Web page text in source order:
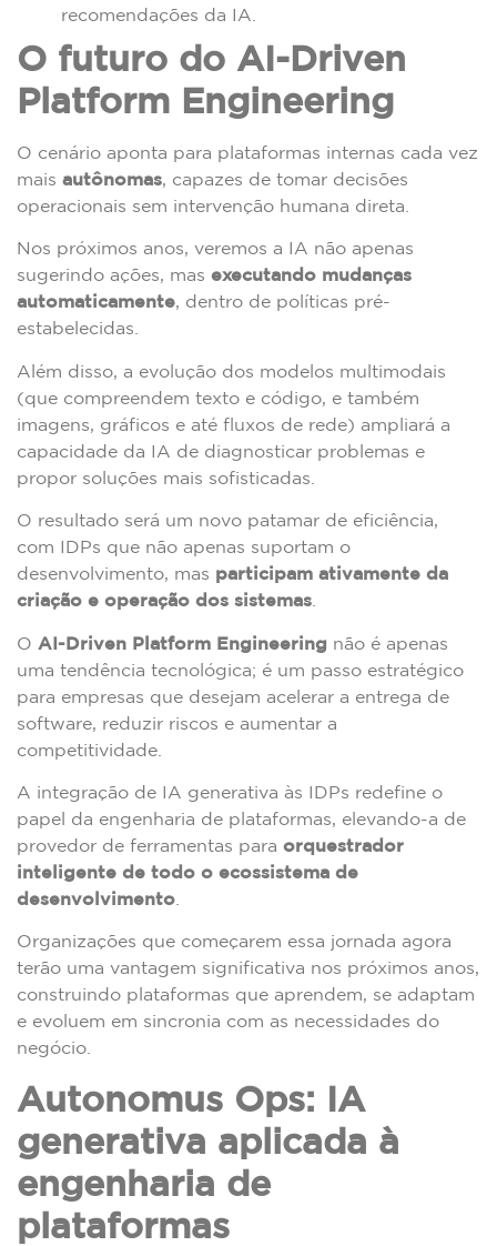
recomendações da IA.
O futuro do AI-Driven
Platform Engineering
O cenário aponta para plataformas internas cada vez
mais autônomas, capazes de tomar decisões
operacionais sem intervenção humana direta.
Nos próximos anos, veremos a IA não apenas
sugerindo ações, mas executando mudanças
automaticamente, dentro de políticas pré-
estabelecidas.
Além disso, a evolução dos modelos multimodais
(que compreendem texto e código, e também
imagens, gráficos e até fluxos de rede) ampliará a
capacidade da IA de diagnosticar problemas e
propor soluções mais sofisticadas.
O resultado será um novo patamar de eficiência,
com IDPs que não apenas suportam o
desenvolvimento, mas participam ativamente da
criação e operação dos sistemas
O AI-Driven Platform Engineering não é apenas
uma tendência tecnológica; é um passo estratégico
para empresas que desejam acelerar a entrega de
software, reduzir riscos e aumentar a
competitividade.
A integração de IA generativa às IDPs redefine o
papel da engenharia de plataformas, elevando-a de
provedor de ferramentas para orquestrador
inteligente de todo o ecossistema de
desenvolvimento
Organizações que começarem essa jornada agora
terão uma vantagem significativa nos próximos anos,
construindo plataformas que aprendem, se adaptam
e evoluem em sincronia com as necessidades do
negócio.
Autonomus Ops: IA
generativa aplicada à
engenharia de
plataformas